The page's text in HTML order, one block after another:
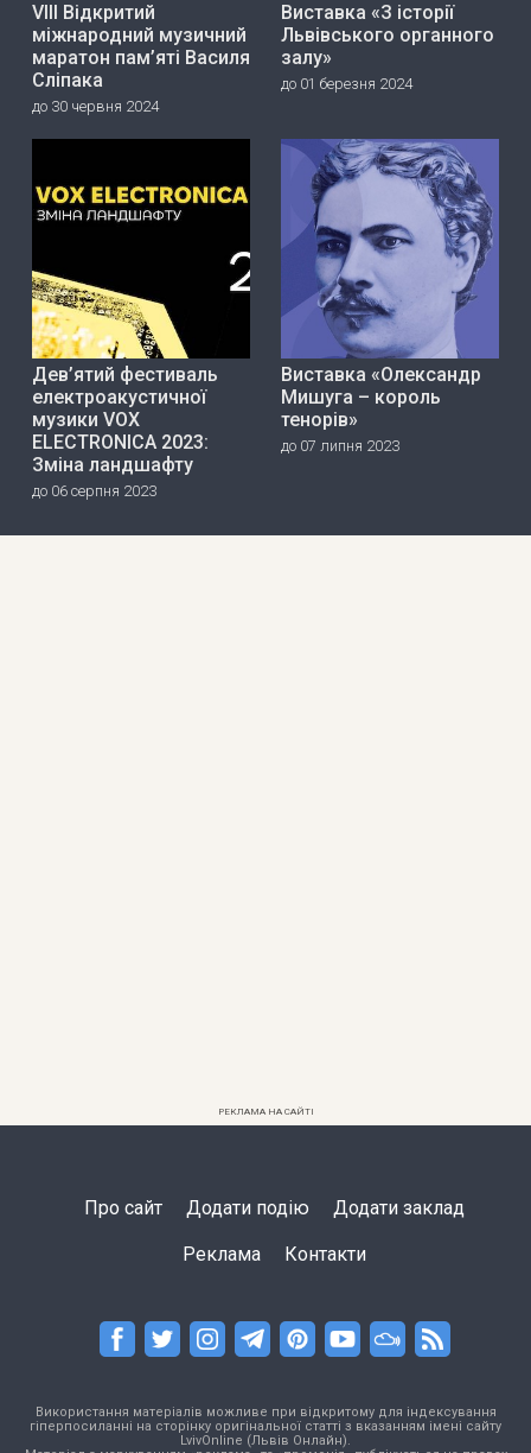
VIII Відкритий
міжнародний музичний
маратон пам’яті Василя
Сліпака
до 30 червня 2024
Виставка «З історії
Львівського органного
залу»
до 01 березня 2024
Дев’ятий фестиваль
електроакустичної
музики VOX
ELECTRONICA 2023:
Зміна ландшафту
до 06 серпня 2023
Виставка «Олександр
Мишуга – король
тенорів»
до 07 липня 2023
РЕКЛАМА НА САЙТІ
Про сайт Додати подію Додати заклад
Реклама Контакти
Використання матеріалів можливе при відкритому для індексування
гіперпосиланні на сторінку оригінальної статті з вказанням імені сайту
LvivOnline (Львів Онлайн).